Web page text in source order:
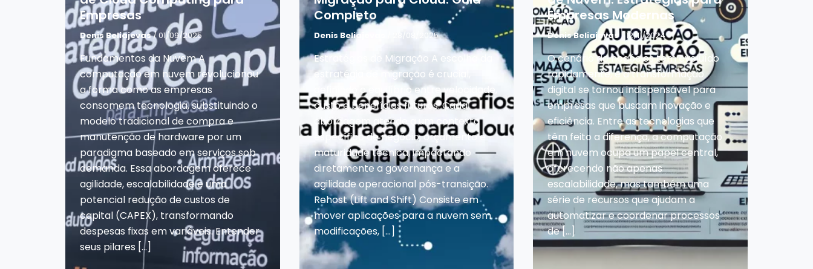
Empresas
Denis Beliajevas/ 01/09/2025
Fundamentos da Nuvem A
computação em nuvem revolucionou
a forma como as empresas
consomem tecnologia, substituindo o
modelo tradicional de compra e
manutenção de hardware por um
paradigma baseado em serviços sob
demanda. Essa abordagem oferece
agilidade, escalabilidade e uma
potencial redução de custos de
capital (CAPEX), transformando
despesas fixas em variáveis. Entender
seus pilares […]
Completo
Denis Beliajevas / 28/08/2025
Estratégias de Migração A escolha da
estratégia de migração é crucial,
definindo o equilíbrio entre velocidade,
custo e benefícios futuros. Cada
abordagem atende a um contexto
específico de negócio, orçamento e
maturidade técnica, impactando
diretamente a governança e a
agilidade operacional pós-transição.
Rehost (Lift and Shift) Consiste em
mover aplicações para a nuvem sem
modificações, […]
Empresas Modernas
Denis Beliajevas/ 12/11/2024
O cenário de negócios tem evoluído
rapidamente, e a transformação
digital se tornou indispensável para
empresas que buscam inovação e
eficiência. Entre as tecnologias que
têm feito a diferença, a computação
em nuvem ocupa um papel central,
oferecendo não apenas
escalabilidade, mas também uma
série de recursos que ajudam a
automatizar e coordenar processos
de […]